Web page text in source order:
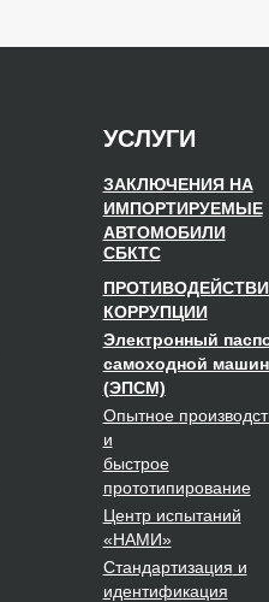
УСЛУГИ
ЗАКЛЮЧЕНИЯ НА
ИМПОРТИРУЕМЫЕ
АВТОМОБИЛИ
СБКТС
КОРРУПЦИИ
Электронный
самоходной
(ЭПСМ)
Опытное
и
быстрое
прототипирование
Центр испытаний
«НАМИ»
Стандартизация и
идентификация